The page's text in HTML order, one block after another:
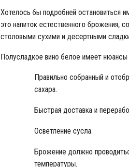
Хотелось бы подробней остановиться
это напиток естественного брожения,
столовыми сухими и десертными
Полусладкое вино белое имеет нюансы
Правильно собранный и
сахара.
Быстрая доставка и
Осветление сусла.
Брожение должно
температуры.